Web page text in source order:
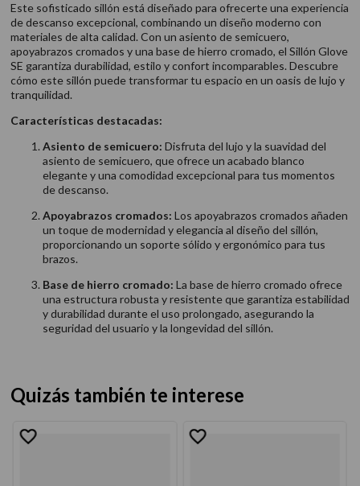
Este sofisticado sillón está diseñado para ofrecerte una experiencia
de descanso excepcional, combinando un diseño moderno con
materiales de alta calidad. Con un asiento de semicuero,
apoyabrazos cromados y una base de hierro cromado, el Sillón Glove
SE garantiza durabilidad, estilo y confort incomparables. Descubre
cómo este sillón puede transformar tu espacio en un oasis de lujo y
tranquilidad.
Características destacadas:
Asiento de semicuero: Disfruta del lujo y la suavidad del
asiento de semicuero, que ofrece un acabado blanco
elegante y una comodidad excepcional para tus momentos
de descanso.
Apoyabrazos cromados: Los apoyabrazos cromados añaden
un toque de modernidad y elegancia al diseño del sillón,
proporcionando un soporte sólido y ergonómico para tus
brazos.
Base de hierro cromado: La base de hierro cromado ofrece
una estructura robusta y resistente que garantiza estabilidad
y durabilidad durante el uso prolongado, asegurando la
seguridad del usuario y la longevidad del sillón.
Quizás también te interese